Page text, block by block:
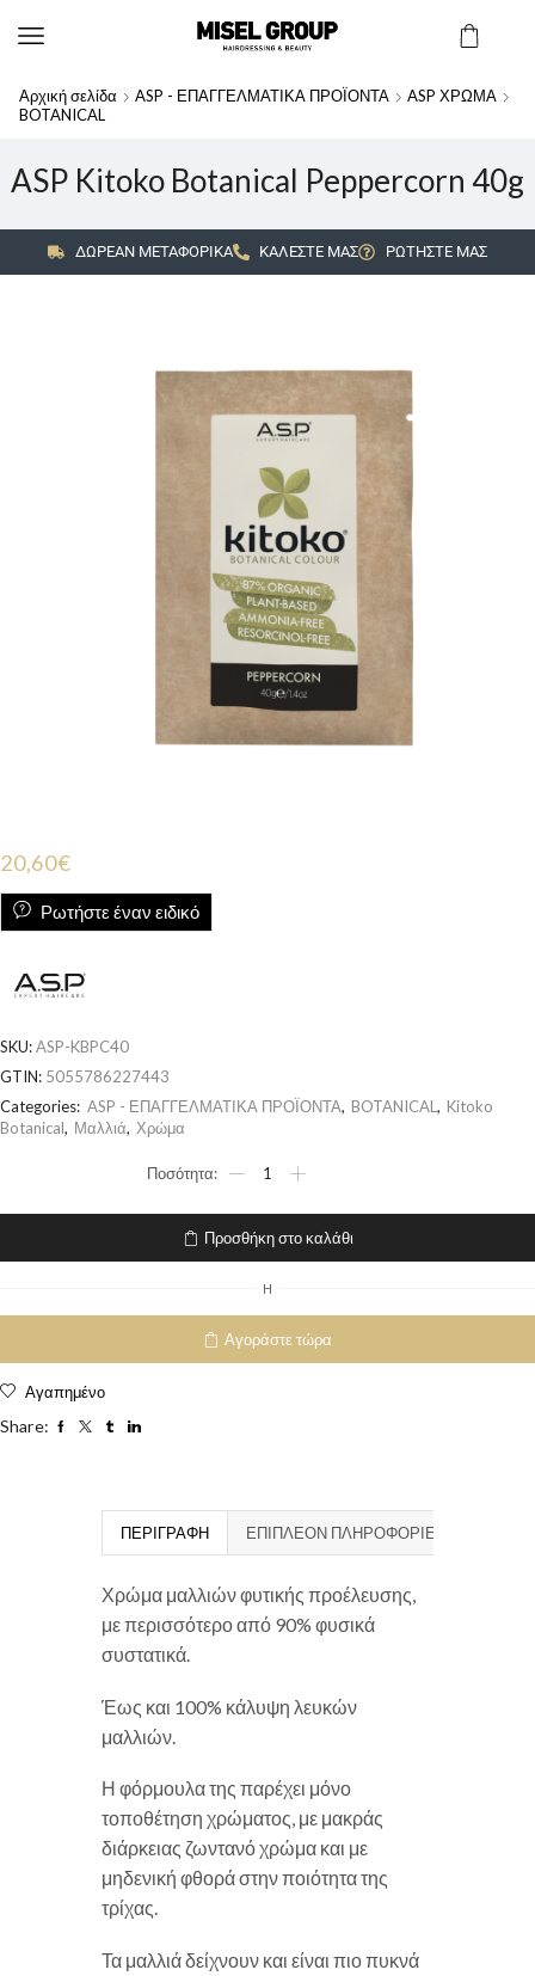
Αρχική σελίδα ASP - ΕΠΑΓΓΕΛΜΑΤΙΚΑ ΠΡΟΪΟΝΤΑ
ASP ΧΡΩΜΑ
BOTANICAL
ASP Kitoko Botanical Peppercorn 40g
ΔΩΡΕΑΝ ΜΕΤΑΦΟΡΙΚΑ ΚΑΛΕΣΤΕ ΜΑΣ ΡΩΤΗΣΤΕ ΜΑΣ
20,60€
Ρωτήστε έναν ειδικό
SKU:ASP-KBPC40
GTIN: 5055786227443
Categories: ASP - ΕΠΑΓΓΕΛΜΑΤΙΚΑ ΠΡΟΪΟΝΤΑ, BOTANICAL , Kitoko
Botanical, Μαλλιά, Χρώμα
Προσθήκη στο καλάθι
H
Αγοράστε τώρα
Αγαπημένο
Share:
ΠΕΡΙΓΡΑΦΉ ΕΠΙΠΛΈΟΝ ΠΛΗΡΟΦΟΡΊΕΣ
Χρώμα μαλλιών φυτικής προέλευσης,
με περισσότερο από 90% φυσικά
συστατικά.
Έως και 100% κάλυψη λευκών
μαλλιών.
Η φόρμουλα της παρέχει μόνο
τοποθέτηση χρώματος, με μακράς
διάρκειας ζωντανό χρώμα και με
μηδενική φθορά στην ποιότητα της
τρίχας.
Τα μαλλιά δείχνουν και είναι πιο πυκνά